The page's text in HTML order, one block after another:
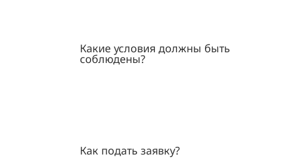
Какие условия должны быть
соблюдены?
Как подать заявку?